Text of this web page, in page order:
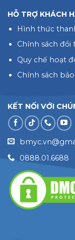
HỖ TRỢ KHÁCH
Hình thức
Chính sách đổi
Quy chế hoạt
Chính sách
KẾT NỐI VỚI
0888.01.6688